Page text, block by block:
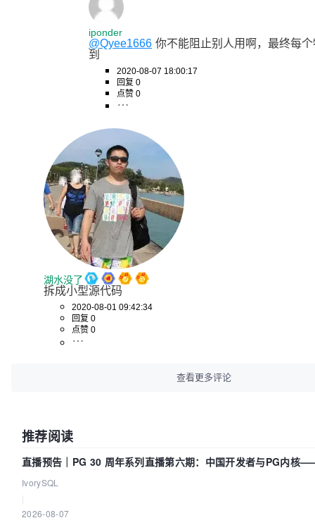
iponder
@Qyee1666 你不能阻止别人用啊，最终每
到
2020-08-07 18:00:17
回复 0
点赞 0
湖水没了
拆成小型源代码
2020-08-01 09:42:34
回复 0
点赞 0
查看更多评论
推荐阅读
直播预告｜PG 30 周年系列直播第六期：中国开发者与PG内核
吗？我们贡献了什么？
IvorySQL
2026-08-07